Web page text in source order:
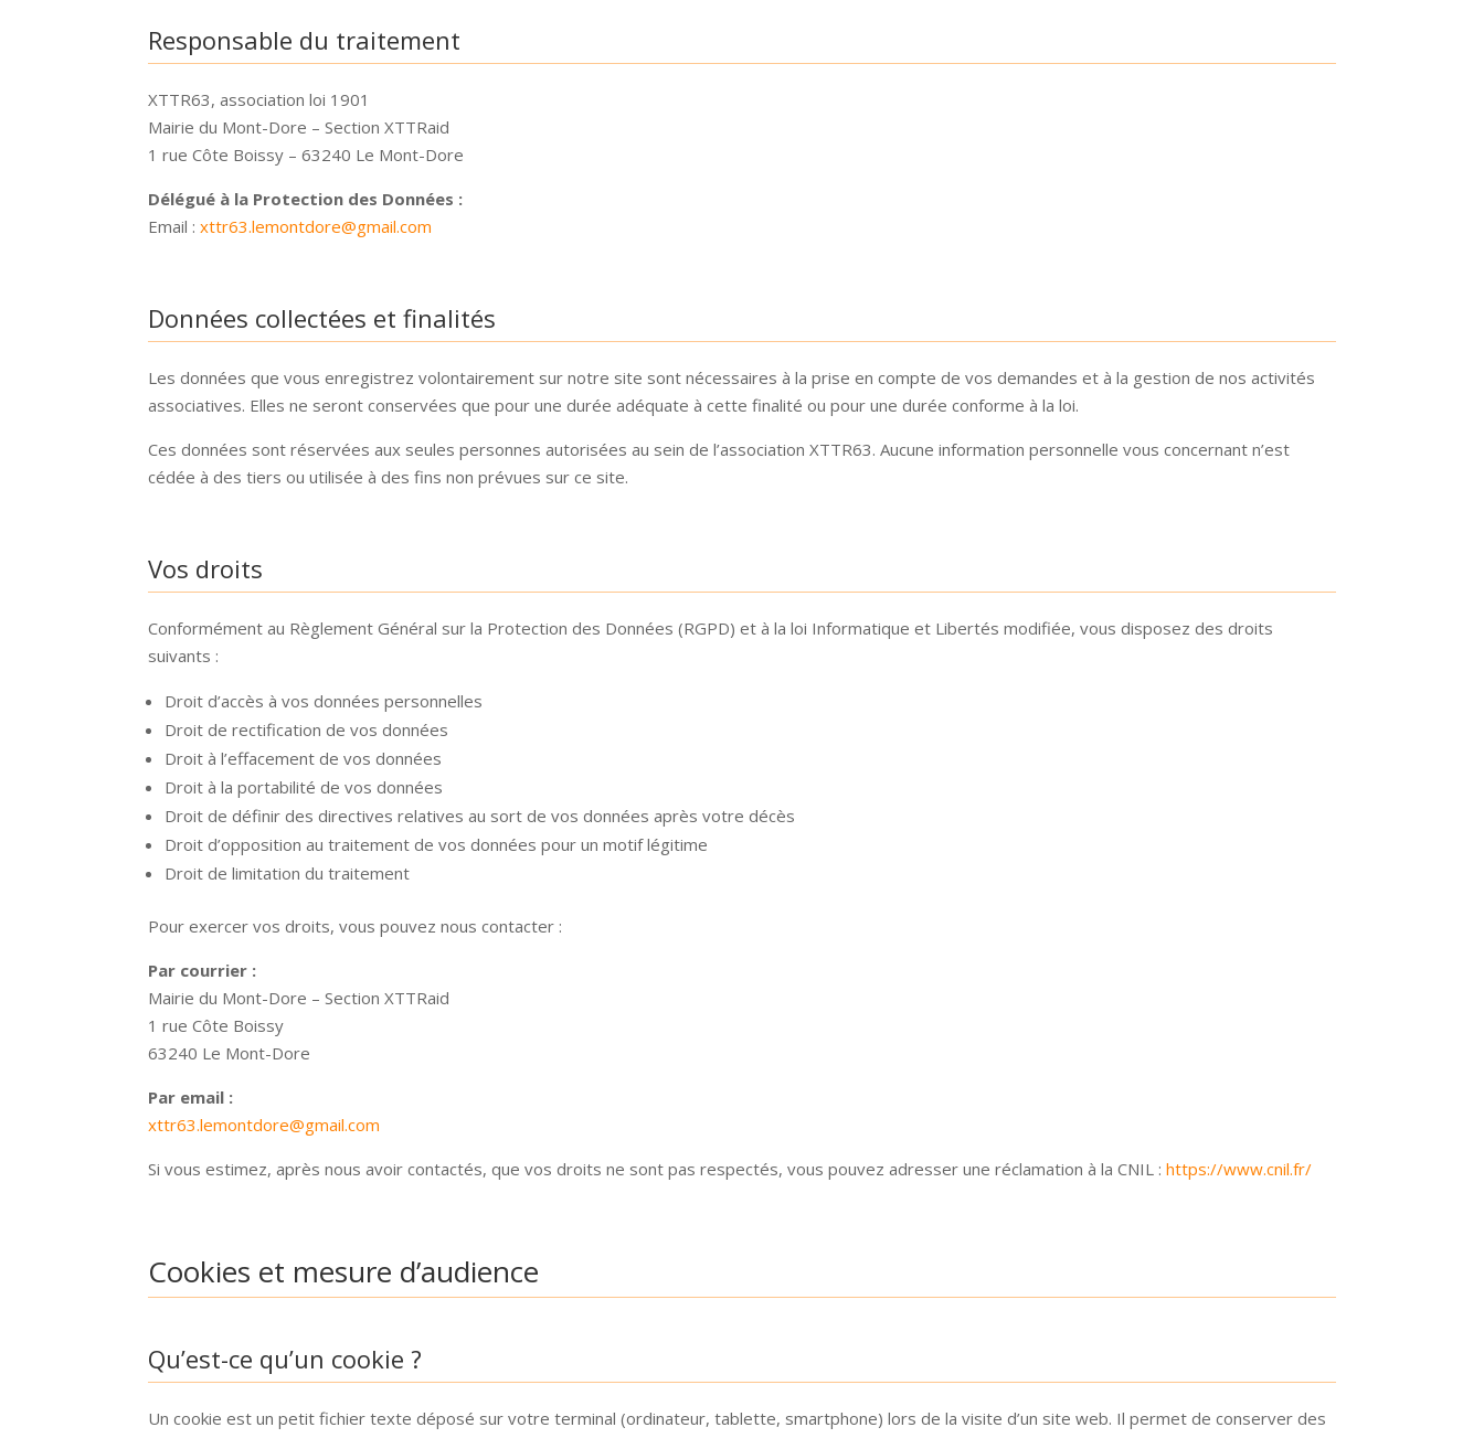
Responsable du traitement
XTTR63, association loi 1901
Mairie du Mont-Dore – Section XTTRaid
1 rue Côte Boissy – 63240 Le Mont-Dore
Délégué à la Protection des Données :
Email :xttr63.lemontdore@gmail.com
Données collectées et finalités
Les données que vous enregistrez volontairement sur notre site sont nécessaires à la prise en compte de vos demandes et à la gestion de nos activités
associatives. Elles ne seront conservées que pour une durée adéquate à cette finalité ou pour une durée conforme à la loi.
Ces données sont réservées aux seules personnes autorisées au sein de l’association XTTR63. Aucune information personnelle vous concernant n’est
cédée à des tiers ou utilisée à des fins non prévues sur ce site.
Vos droits
Conformément au Règlement Général sur la Protection des Données (RGPD) et à la loi Informatique et Libertés modifiée, vous disposez des droits
suivants :
Droit d’accès à vos données personnelles
Droit de rectification de vos données
Droit à l’effacement de vos données
Droit à la portabilité de vos données
Droit de définir des directives relatives au sort de vos données après votre décès
Droit d’opposition au traitement de vos données pour un motif légitime
Droit de limitation du traitement
Pour exercer vos droits, vous pouvez nous contacter :
Par courrier :
Mairie du Mont-Dore – Section XTTRaid
1 rue Côte Boissy
63240 Le Mont-Dore
Par email :
xttr63.lemontdore@gmail.com
Si vous estimez, après nous avoir contactés, que vos droits ne sont pas respectés, vous pouvez adresser une réclamation à la CNIL :https://www.cnil.fr/
Cookies et mesure d’audience
Qu’est-ce qu’un cookie ?
Un cookie est un petit fichier texte déposé sur votre terminal (ordinateur, tablette, smartphone) lors de la visite d’un site web. Il permet de conserver des